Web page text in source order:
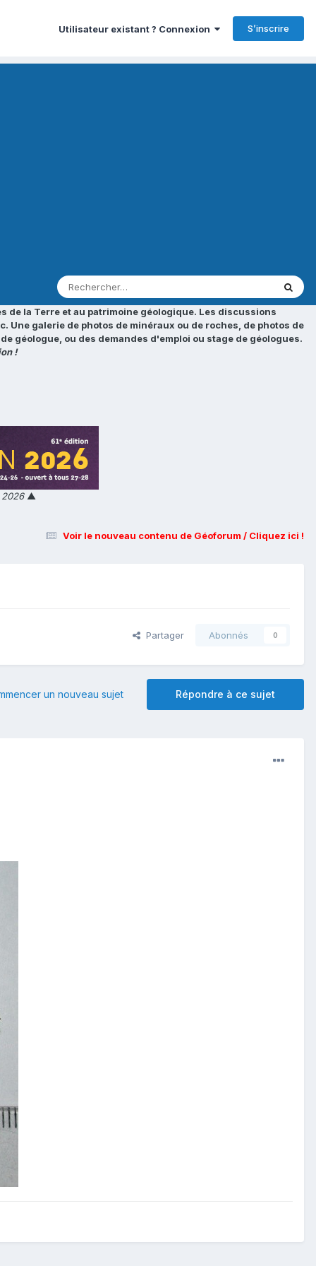
Utilisateur existant ? Connexion S’inscrire
de la Terre et au patrimoine géologique. Les discussions
galerie de photos de minéraux ou de roches, de photos de
géologue, ou des demandes d'emploi ou stage de géologues.
!
▲
Voir le nouveau contenu de Géoforum / Cliquez ici !
Partager Abonnés 0
Répondre à ce sujet
un nouveau sujet